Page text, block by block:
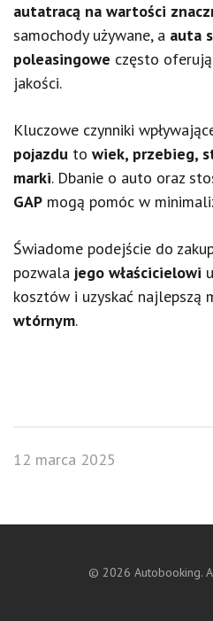
autatracą na wartości
samochody używane, a auta
poleasingowe często
jakości.
Kluczowe czynniki
pojazdu to wiek, przebieg,
marki. Dbanie o auto oraz
GAP mogą pomóc w
Świadome podejście do
pozwala jego właścicielowi
kosztów i uzyskać najlepszą
wtórnym.
12 marca 2025
© 2026 Autobooking.